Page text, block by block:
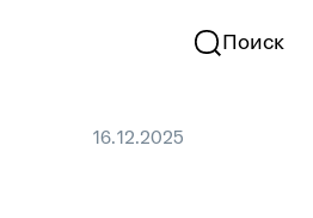
Поиск
16.12.2025